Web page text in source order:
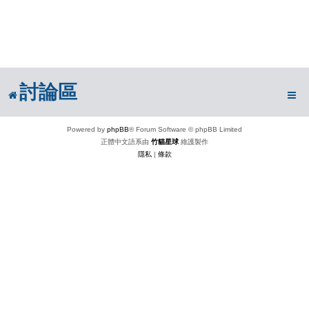
討論區
Powered by phpBB® Forum Software © phpBB Limited
正體中文語系由 竹貓星球 維護製作
隱私 | 條款